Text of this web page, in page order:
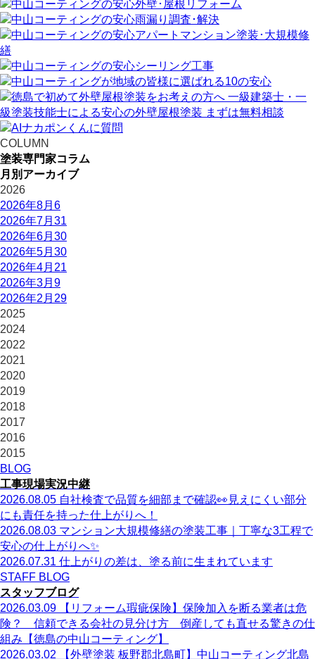
COLUMN
塗装専門家コラム
月別アーカイブ
2026
2026年8月 6
2026年7月 31
2026年6月 30
2026年5月 30
2026年4月 21
2026年3月 9
2026年2月 29
2025
2024
2022
2021
2020
2019
2018
2017
2016
2015
BLOG
工事現場実況中継
2026.08.05 自社検査で品質を細部まで確認👀見えにくい部分
にも責任を持った仕上がりへ！
2026.08.03 マンション大規模修繕の塗装工事｜丁寧な3工程で
安心の仕上がりへ✨
2026.07.31 仕上がりの差は、塗る前に生まれています
STAFF BLOG
スタッフブログ
2026.03.09
【リフォーム瑕疵保険】保険加入を断る業者は危
険？ 信頼できる会社の見分け方 倒産しても直せる驚きの仕
組み【徳島の中山コーティング】
2026.03.02
【外壁塗装 板野郡北島町】中山コーティング北島